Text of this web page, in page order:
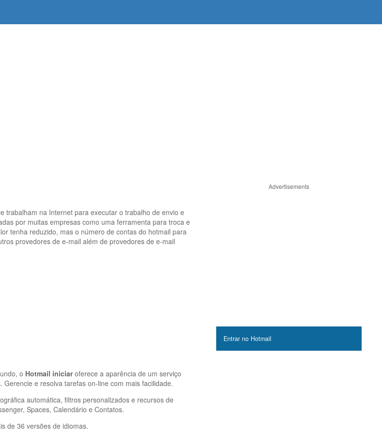
na Internet para executar o trabalho de envio e
por muitas empresas como uma ferramenta para troca e
tenha reduzido, mas o número de contas do hotmail para
provedores de e-mail além de provedores de e-mail
o Hotmail iniciaroferece a aparência de um serviço
e resolva tarefas on-line com mais facilidade.
automática, filtros personalizados e recursos de
Spaces, Calendário e Contatos.
de 36 versões de idiomas.
Advertisements
Entrar no Hotmail